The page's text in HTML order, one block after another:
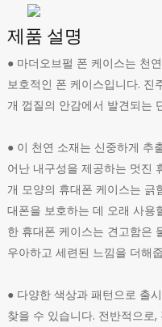
제품 설명
● 마더오브펄 폰 케이스는 천
보호적인 폰 케이스입니다. 진
개 껍질의 안감에서 발견되는
● 이 천연 소재는 신중하게 추
어난 내구성을 제공하는 멋진
개 모양의 휴대폰 케이스는 긁
대폰을 보호하는 데 오래 사용
한 휴대폰 케이스는 견고함은
우아하고 세련된 느낌을 더해
● 다양한 색상과 패턴으로 출
찾을 수 있습니다. 전반적으로